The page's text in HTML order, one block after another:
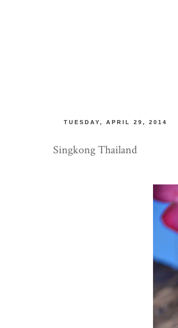
TUESDAY, APRIL 29, 2014
Singkong Thailand